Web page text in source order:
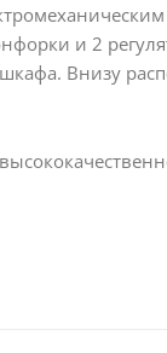
и 2
Внизу